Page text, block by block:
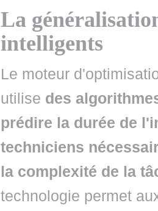
La
intelligents
Le moteur
utilise des
prédire la durée de
techniciens
la complexité de la
technologie permet